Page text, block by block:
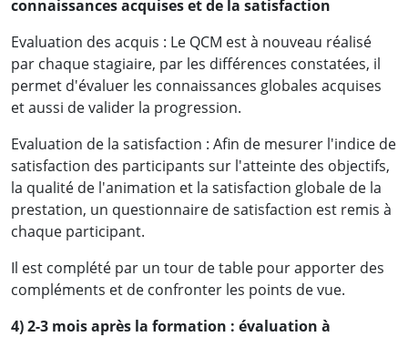
connaissances acquises et de la satisfaction
Evaluation des acquis : Le QCM est à nouveau réalisé
par chaque stagiaire, par les différences constatées, il
permet d'évaluer les connaissances globales acquises
et aussi de valider la progression.
Evaluation de la satisfaction : Afin de mesurer l'indice de
satisfaction des participants sur l'atteinte des objectifs,
la qualité de l'animation et la satisfaction globale de la
prestation, un questionnaire de satisfaction est remis à
chaque participant.
Il est complété par un tour de table pour apporter des
compléments et de confronter les points de vue.
4) 2-3 mois après la formation : évaluation à